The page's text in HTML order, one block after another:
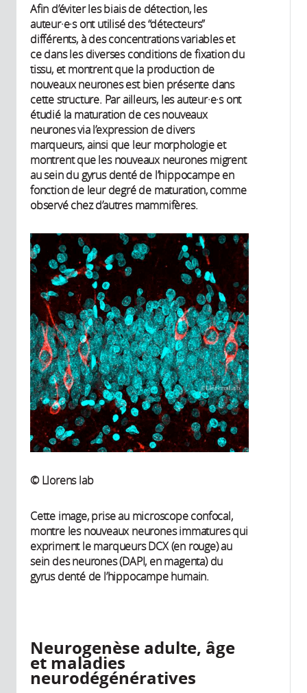
Afin d’éviter les biais de détection, les
auteur·e·s ont utilisé des “détecteurs”
différents, à des concentrations variables et
ce dans les diverses conditions de fixation du
tissu, et montrent que la production de
nouveaux neurones est bien présente dans
cette structure. Par ailleurs, les auteur·e·s ont
étudié la maturation de ces nouveaux
neurones via l’expression de divers
marqueurs, ainsi que leur morphologie et
montrent que les nouveaux neurones migrent
au sein du gyrus denté de l’hippocampe en
fonction de leur degré de maturation, comme
observé chez d’autres mammifères.
© Llorens lab
Cette image, prise au microscope confocal,
montre les nouveaux neurones immatures qui
expriment le marqueurs DCX (en rouge) au
sein des neurones (DAPI, en magenta) du
gyrus denté de l’hippocampe humain.
Neurogenèse adulte, âge
et maladies
neurodégénératives